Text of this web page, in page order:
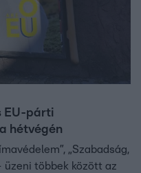
EU-párti
hétvégén
„Szabadság,
üzeni többek között az